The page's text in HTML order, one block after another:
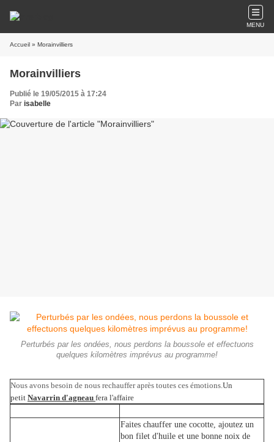
MENU
Accueil » Morainvilliers
Morainvilliers
Publié le 19/05/2015 à 17:24
Par isabelle
Perturbés par les ondées, nous perdons la boussole et effectuons
quelques kilomètres imprévus au programme!
Nous avons besoin de nous rechauffer après toutes ces émotions.Un
petit Navarrin d'agneau fera l'affaire
Faites chauffer une cocotte, ajoutez un
bon filet d'huile et une bonne noix de